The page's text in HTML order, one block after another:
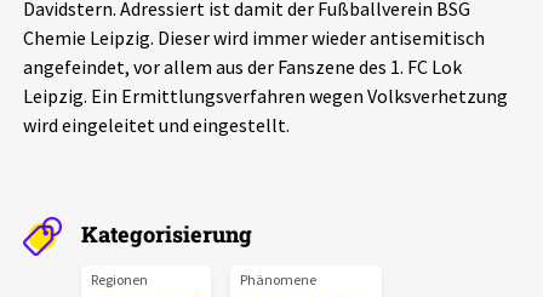
Schlaglichter
Phänomene
Alle Beiträge
Veranstaltungen
Über uns
Davidstern. Adressiert ist damit der Fußballverein BSG
Chemie Leipzig. Dieser wird immer wieder antisemitisch
angefeindet, vor allem aus der Fanszene des 1. FC Lok
Leipzig. Ein Ermittlungsverfahren wegen Volksverhetzung
wird eingeleitet und eingestellt.
Kategorisierung
Regionen Phänomene